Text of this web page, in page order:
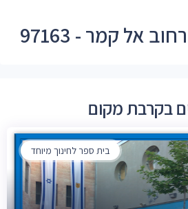
אל קמר - 97163
בקרבת מקום
בית ספר לחינוך מיוחד